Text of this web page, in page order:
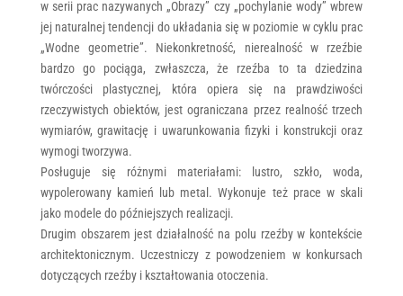
w serii prac nazywanych „Obrazy” czy „pochylanie wody” wbrew
jej naturalnej tendencji do układania się w poziomie w cyklu prac
„Wodne geometrie”. Niekonkretność, nierealność w rzeźbie
bardzo go pociąga, zwłaszcza, że rzeźba to ta dziedzina
twórczości plastycznej, która opiera się na prawdziwości
rzeczywistych obiektów, jest ograniczana przez realność trzech
wymiarów, grawitację i uwarunkowania fizyki i konstrukcji oraz
wymogi tworzywa.
Posługuje się różnymi materiałami: lustro, szkło, woda,
wypolerowany kamień lub metal. Wykonuje też prace w skali
jako modele do późniejszych realizacji.
Drugim obszarem jest działalność na polu rzeźby w kontekście
architektonicznym. Uczestniczy z powodzeniem w konkursach
dotyczących rzeźby i kształtowania otoczenia.